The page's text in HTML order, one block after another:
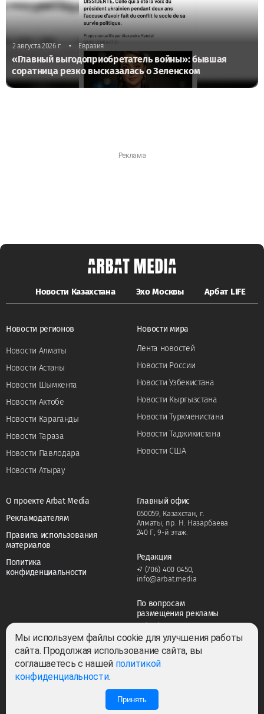
2 августа 2026 г. • Евразия
«Главный выгодоприобретатель войны»: бывшая
соратница резко высказалась о Зеленском
Новости Казахстана Эхо Москвы Арбат LIFE
Новости регионов
Новости Алматы
Новости Астаны
Новости Шымкента
Новости Актобе
Новости Караганды
Новости Тараза
Новости Павлодара
Новости Атырау
Новости мира
Лента новостей
Новости России
Новости Узбекистана
Новости Кыргызстана
Новости Туркменистана
Новости Таджикистана
Новости США
О проекте Arbat Media
Рекламодателям
Правила использования
материалов
Политика
конфиденциальности
Главный офис
050059, Казахстан, г.
Алматы, пр. Н. Назарбаева
240 Г, 9-й этаж.
Редакция
+7 (706) 400 0450,
info@arbat.media
По вопросам
размещения рекламы
adv@arbat.media
Все права защищены ©2022-2026. Собственник — ТОО «ARBAT MEDIA
Мы используем файлы cookie для улучшения работы
сайта. Продолжая использование сайта, вы
соглашаетесь с нашей политикой
конфиденциальности.
Принять